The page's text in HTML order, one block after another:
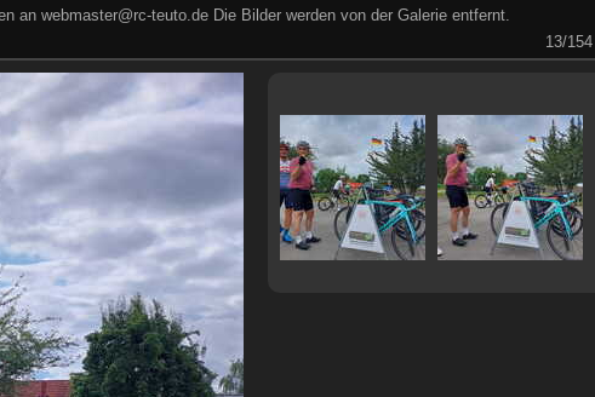
an webmaster@rc-teuto.de Die Bilder werden von der Galerie entfernt.
13/154